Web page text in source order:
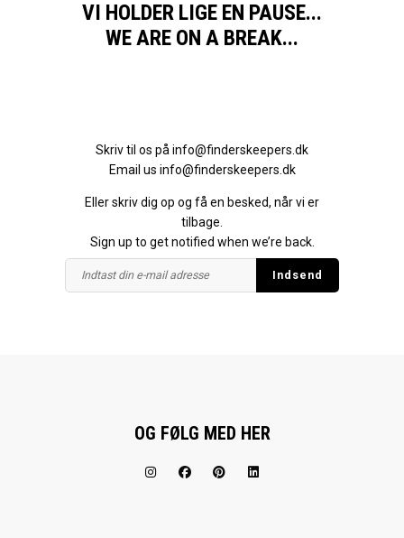
VI HOLDER LIGE EN PAUSE...
WE ARE ON A BREAK...
Skriv til os på info@finderskeepers.dk
Email us info@finderskeepers.dk
Eller skriv dig op og få en besked, når vi er
tilbage.
Sign up to get notified when we’re back.
OG FØLG MED HER